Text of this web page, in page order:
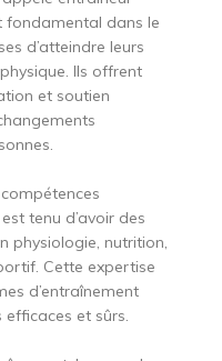
fondamental dans le
d’atteindre leurs
Ils offrent
et soutien
tenu d’avoir des
physiologie, nutrition,
Cette expertise
d’entraînement
et sûrs.